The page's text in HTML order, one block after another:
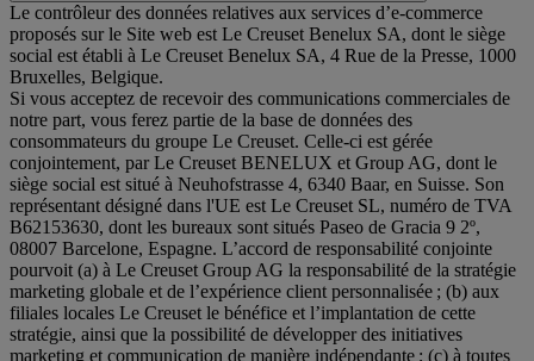
Le contrôleur des données relatives aux services d’e-commerce
proposés sur le Site web est Le Creuset Benelux SA, dont le siège
social est établi à Le Creuset Benelux SA, 4 Rue de la Presse, 1000
Bruxelles, Belgique.
Si vous acceptez de recevoir des communications commerciales de
notre part, vous ferez partie de la base de données des
consommateurs du groupe Le Creuset. Celle-ci est gérée
conjointement, par Le Creuset BENELUX et Group AG, dont le
siège social est situé à Neuhofstrasse 4, 6340 Baar, en Suisse. Son
représentant désigné dans l'UE est Le Creuset SL, numéro de TVA
B62153630, dont les bureaux sont situés Paseo de Gracia 9 2º,
08007 Barcelone, Espagne. L’accord de responsabilité conjointe
pourvoit (a) à Le Creuset Group AG la responsabilité de la stratégie
marketing globale et de l’expérience client personnalisée ; (b) aux
filiales locales Le Creuset le bénéfice et l’implantation de cette
stratégie, ainsi que la possibilité de développer des initiatives
marketing et communication de manière indépendante ; (c) à toutes